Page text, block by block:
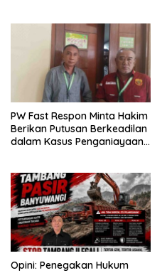
PW Fast Respon Minta Hakim
Berikan Putusan Berkeadilan
dalam Kasus Penganiayaan
Opini: Penegakan Hukum